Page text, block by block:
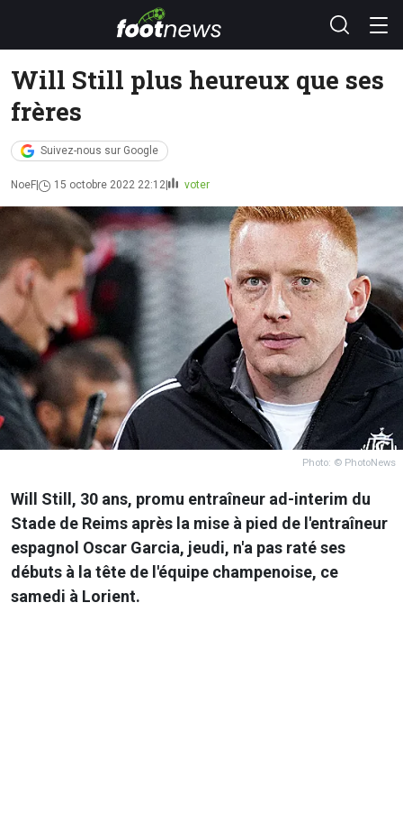
Will Still plus heureux que ses
frères
Suivez-nous sur Google
NoeF 15 octobre 2022 22:12 voter
Photo: © PhotoNews
Will Still, 30 ans, promu entraîneur ad-interim du
Stade de Reims après la mise à pied de l'entraîneur
espagnol Oscar Garcia, jeudi, n'a pas raté ses
débuts à la tête de l'équipe champenoise, ce
samedi à Lorient.